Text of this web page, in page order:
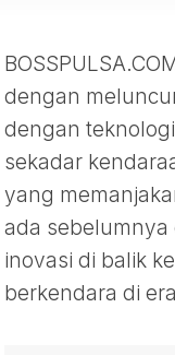
dengan
dengan
sekadar
yang
ada sebelumnya
inovasi di balik
berkendara di